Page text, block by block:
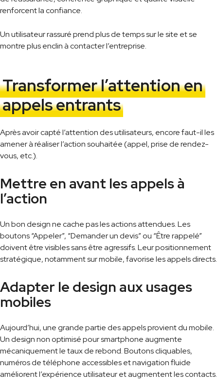
renforcent la confiance.
Un utilisateur rassuré prend plus de temps sur le site et se
montre plus enclin à contacter l’entreprise.
Transformer l’attention en
appels entrants
Après avoir capté l’attention des utilisateurs, encore faut-il les
amener à réaliser l’action souhaitée (appel, prise de rendez-
vous, etc.).
Mettre en avant les appels à
l’action
Un bon design ne cache pas les actions attendues. Les
boutons “Appeler”, “Demander un devis” ou “Être rappelé”
doivent être visibles sans être agressifs. Leur positionnement
stratégique, notamment sur mobile, favorise les appels directs.
Adapter le design aux usages
mobiles
Aujourd’hui, une grande partie des appels provient du mobile.
Un design non optimisé pour smartphone augmente
mécaniquement le taux de rebond. Boutons cliquables,
numéros de téléphone accessibles et navigation fluide
améliorent l’expérience utilisateur et augmentent les contacts.